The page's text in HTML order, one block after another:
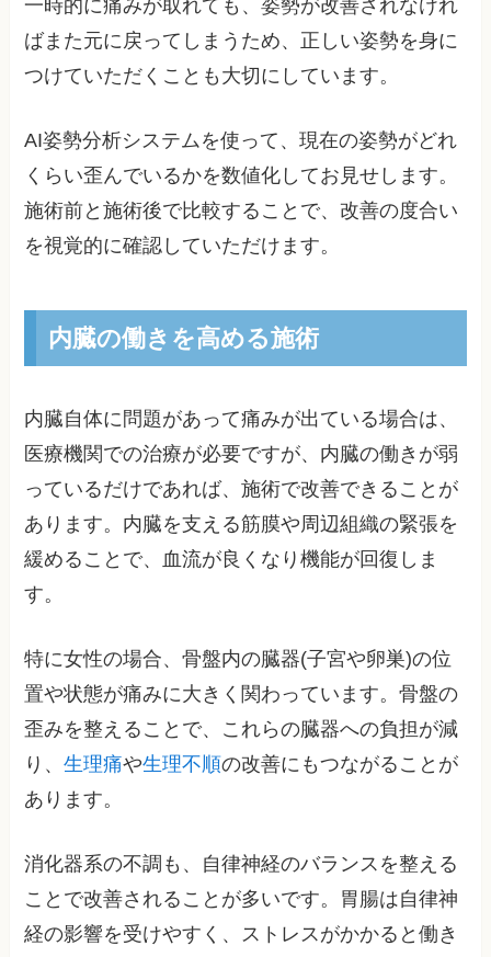
一時的に痛みが取れても、姿勢が改善されなけれ
ばまた元に戻ってしまうため、正しい姿勢を身に
つけていただくことも大切にしています。
AI姿勢分析システムを使って、現在の姿勢がどれ
くらい歪んでいるかを数値化してお見せします。
施術前と施術後で比較することで、改善の度合い
を視覚的に確認していただけます。
内臓の働きを高める施術
内臓自体に問題があって痛みが出ている場合は、
医療機関での治療が必要ですが、内臓の働きが弱
っているだけであれば、施術で改善できることが
あります。内臓を支える筋膜や周辺組織の緊張を
緩めることで、血流が良くなり機能が回復しま
す。
特に女性の場合、骨盤内の臓器(子宮や卵巣)の位
置や状態が痛みに大きく関わっています。骨盤の
歪みを整えることで、これらの臓器への負担が減
り、生理痛や生理不順の改善にもつながることが
あります。
消化器系の不調も、自律神経のバランスを整える
ことで改善されることが多いです。胃腸は自律神
経の影響を受けやすく、ストレスがかかると働き